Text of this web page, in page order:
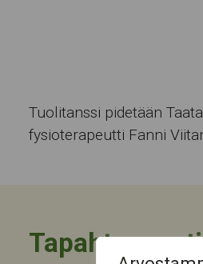
Tuolitanssi pidetään
fysioterapeutti Fanni
Tapahtuman